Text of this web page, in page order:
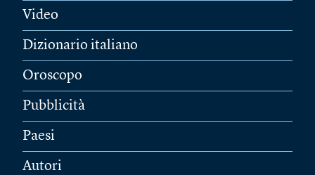
Video
Dizionario italiano
Oroscopo
Pubblicità
Paesi
Autori